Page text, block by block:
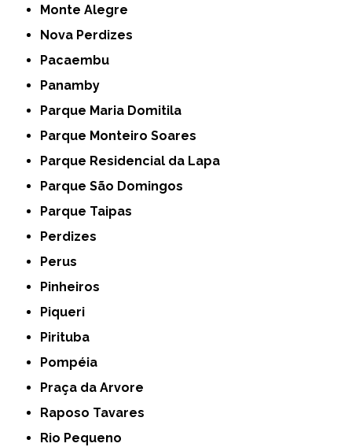
Monte Alegre
Nova Perdizes
Pacaembu
Panamby
Parque Maria Domitila
Parque Monteiro Soares
Parque Residencial da Lapa
Parque São Domingos
Parque Taipas
Perdizes
Perus
Pinheiros
Piqueri
Pirituba
Pompéia
Praça da Arvore
Raposo Tavares
Rio Pequeno